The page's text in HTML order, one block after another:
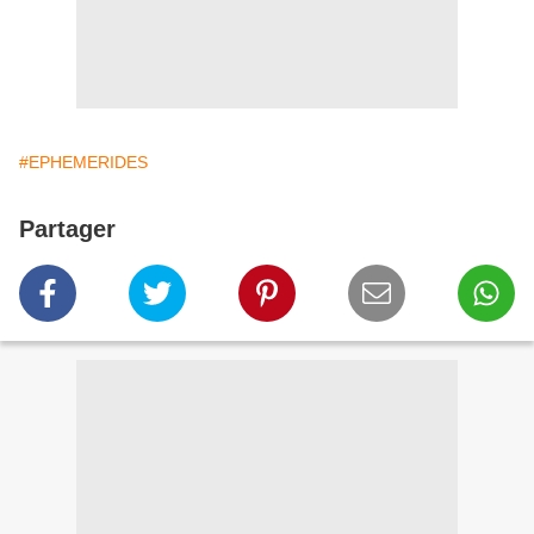
#EPHEMERIDES
Partager